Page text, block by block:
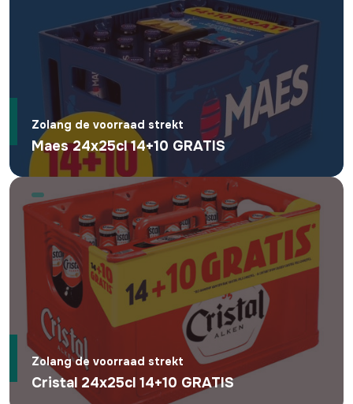
Zolang de voorraad strekt
Maes 24x25cl 14+10 GRATIS
Zolang de voorraad strekt
Cristal 24x25cl 14+10 GRATIS